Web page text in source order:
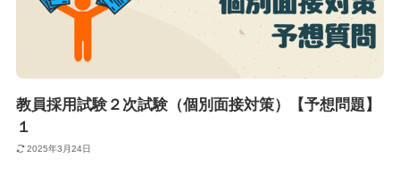
教員採用試験２次試験（個別面接対策）【予想問題】
１
2025年3月24日